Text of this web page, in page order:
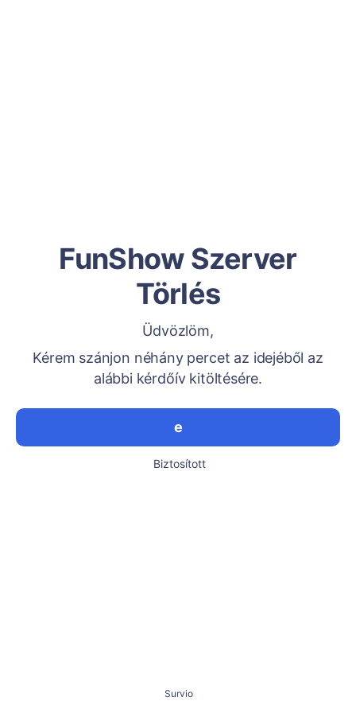
FunShow Szerver
Törlés
Üdvözlöm,
Kérem szánjon néhány percet az idejéből az
alábbi kérdőív kitöltésére.
e
Biztosított
Survio